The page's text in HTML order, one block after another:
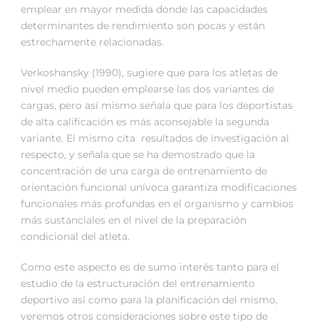
emplear en mayor medida donde las capacidades
determinantes de rendimiento son pocas y están
estrechamente relacionadas.
Verkoshansky (1990), sugiere que para los atletas de
nivel medio pueden emplearse las dos variantes de
cargas, pero así mismo señala que para los deportistas
de alta calificación es más aconsejable la segunda
variante. El mismo cita resultados de investigación al
respecto, y señala que se ha demostrado que la
concentración de una carga de entrenamiento de
orientación funcional unívoca garantiza modificaciones
funcionales más profundas en el organismo y cambios
más sustanciales en el nivel de la preparación
condicional del atleta.
Como este aspecto es de sumo interés tanto para el
estudio de la estructuración del entrenamiento
deportivo así como para la planificación del mismo,
veremos otros consideraciones sobre este tipo de